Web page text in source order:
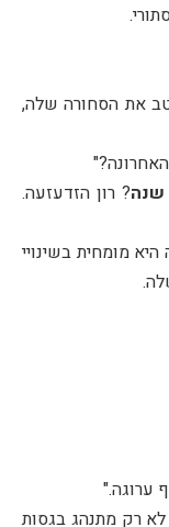
את הסחורה שלה,
שנה? רון הזדעזעה.
מומחית בשינויי
ערוגה."
רק מתנהג בגסות